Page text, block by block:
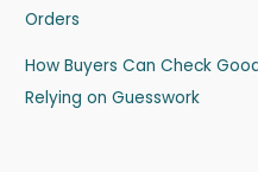
Orders
How Buyers Can Check
Relying on Guesswork